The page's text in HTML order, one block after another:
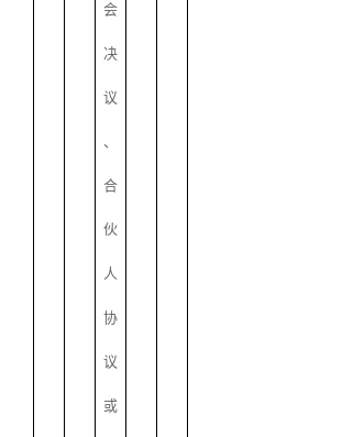
会
决
议
、
合
伙
人
协
议
或